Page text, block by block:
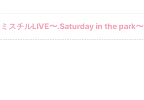
ミスチルLIVE〜.Saturday in the park〜